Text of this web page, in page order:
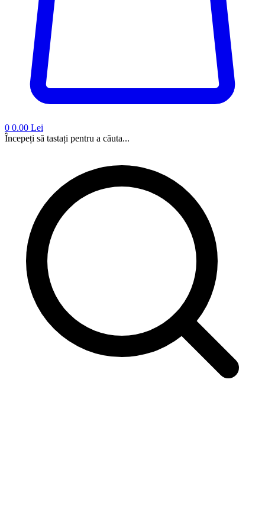
0 0.00 Lei
Începeți să tastați pentru a căuta...